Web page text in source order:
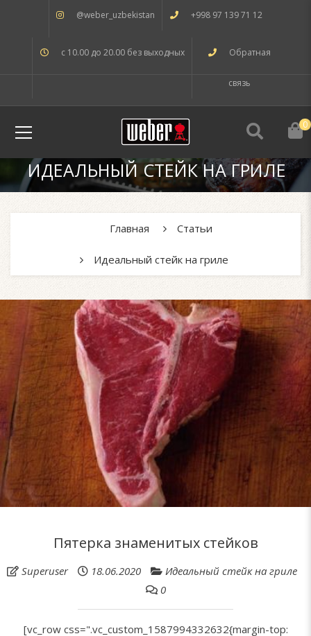
@weber_uzbekistan +998 97 139 71 12
с 10.00 до 20.00 без выходных Обратная
связь
0
ИДЕАЛЬНЫЙ СТЕЙК НА ГРИЛЕ
Главная Статьи
Идеальный стейк на гриле
Пятерка знаменитых стейков
Superuser 18.06.2020
Идеальный стейк на гриле
0
[vc_row css=".vc_custom_1587994332632{margin-top: